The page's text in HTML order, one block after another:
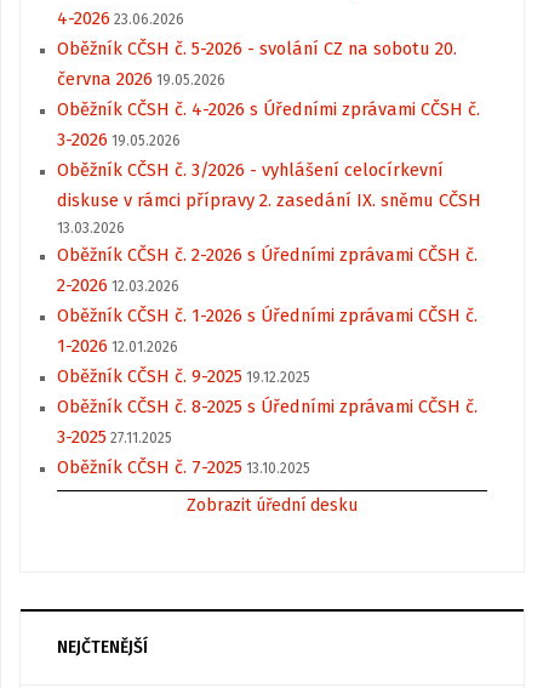
4-2026 23.06.2026
Oběžník CČSH č. 5-2026 - svolání CZ na sobotu 20.
června 2026 19.05.2026
Oběžník CČSH č. 4-2026 s Úředními zprávami CČSH č.
3-2026 19.05.2026
Oběžník CČSH č. 3/2026 - vyhlášení celocírkevní
diskuse v rámci přípravy 2. zasedání IX. sněmu CČSH
13.03.2026
Oběžník CČSH č. 2-2026 s Úředními zprávami CČSH č.
2-2026 12.03.2026
Oběžník CČSH č. 1-2026 s Úředními zprávami CČSH č.
1-2026 12.01.2026
Oběžník CČSH č. 9-2025 19.12.2025
Oběžník CČSH č. 8-2025 s Úředními zprávami CČSH č.
3-2025 27.11.2025
Oběžník CČSH č. 7-2025 13.10.2025
Zobrazit úřední desku
NEJČTENĚJŠÍ